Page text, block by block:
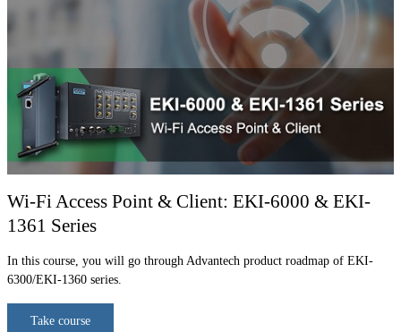
Wi-Fi Access Point & Client: EKI-6000 & EKI-
1361 Series
In this course, you will go through Advantech product roadmap of EKI-
6300/EKI-1360 series.
Take course